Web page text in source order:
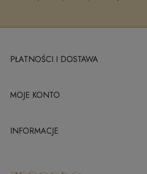
PŁATNOŚCI I DOSTAWA
MOJE KONTO
INFORMACJE